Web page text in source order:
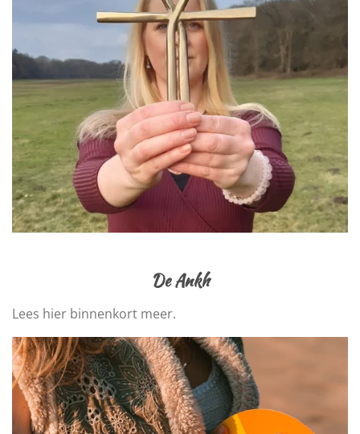
De Ankh
Lees hier binnenkort meer.